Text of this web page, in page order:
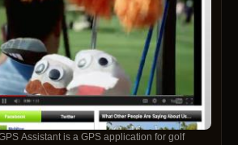
Assistant is a GPS application for golf